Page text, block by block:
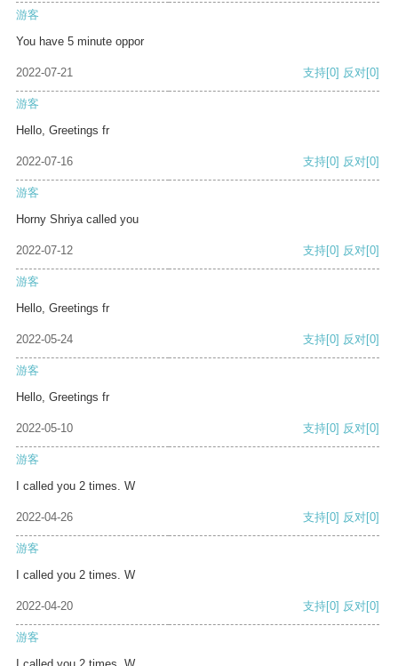
游客
You have 5 minute oppor
2022-07-21 支持[0] 反对[0]
游客
Hello, Greetings fr
2022-07-16 支持[0] 反对[0]
游客
Horny Shriya called you
2022-07-12 支持[0] 反对[0]
游客
Hello, Greetings fr
2022-05-24 支持[0] 反对[0]
游客
Hello, Greetings fr
2022-05-10 支持[0] 反对[0]
游客
I called you 2 times. W
2022-04-26 支持[0] 反对[0]
游客
I called you 2 times. W
2022-04-20 支持[0] 反对[0]
游客